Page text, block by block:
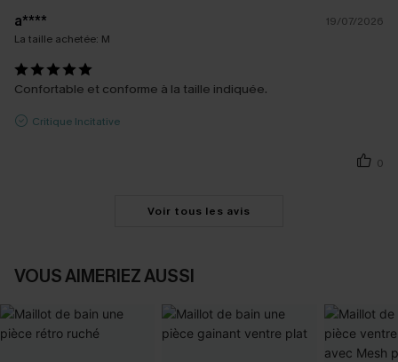
a****
19/07/2026
La taille achetée: M
Confortable et conforme à la taille indiquée.
Critique Incitative
0
Voir tous les avis
VOUS AIMERIEZ AUSSI